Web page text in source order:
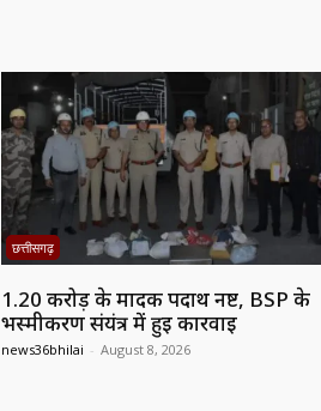
छत्तीसगढ़
1.20 करोड़ के मादक पदार्थ नष्ट, BSP के
भस्मीकरण संयंत्र में हुई कार्रवाई
news36bhilai - August 8, 2026